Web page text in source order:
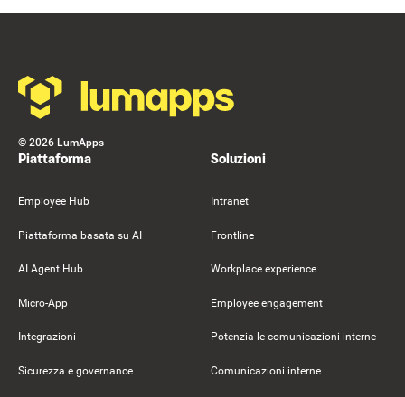
© 2026 LumApps
Piattaforma
Employee Hub
Piattaforma basata su AI
AI Agent Hub
Micro-App
Integrazioni
Sicurezza e governance
Soluzioni
Intranet
Frontline
Workplace experience
Employee engagement
Potenzia le comunicazioni interne
Comunicazioni interne